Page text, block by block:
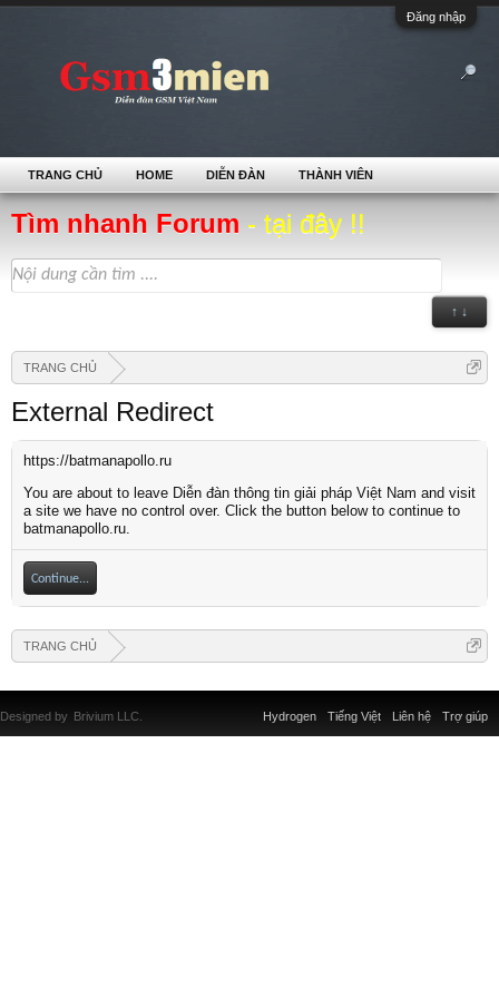
Đăng nhập
Tìm nhanh Forum - tại đây !!
↑ ↓
TRANG CHỦ
External Redirect
https://batmanapollo.ru
You are about to leave Diễn đàn thông tin giải pháp Việt Nam and visit
a site we have no control over. Click the button below to continue to
batmanapollo.ru.
Continue...
TRANG CHỦ
TRANG CHỦ HOME DIỄN ĐÀN THÀNH VIÊN
Liên hệ Trợ giúp
Hydrogen Tiếng Việt
Designed by Brivium LLC.